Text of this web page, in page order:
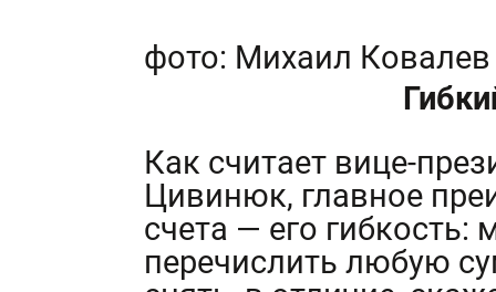
фото: Михаил Ковалев
Как считает вице-
Цивинюк, главное
счета — его
перечислить любую